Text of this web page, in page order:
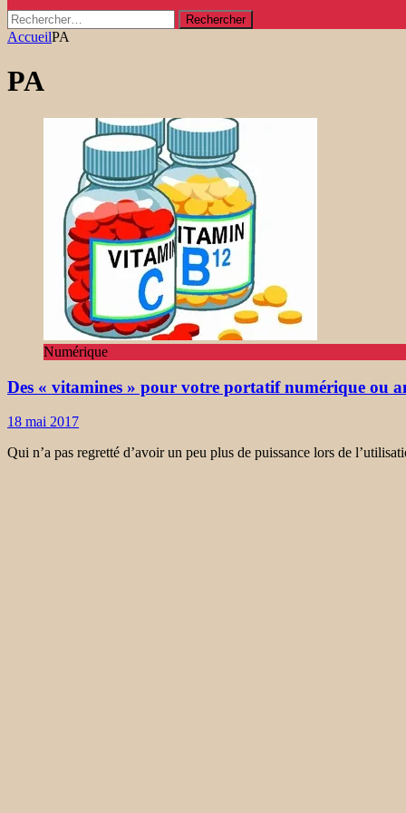
Rechercher :
AccueilPA
PA
Numérique
Des « vitamines » pour votre portatif numérique ou
18 mai 2017
Qui n’a pas regretté d’avoir un peu plus de puissance lors de